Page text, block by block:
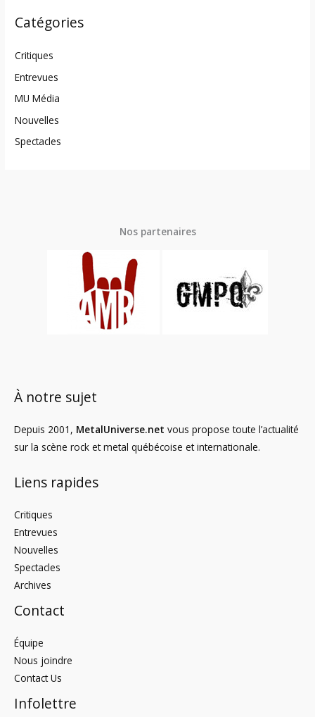
Catégories
Critiques
Entrevues
MU Média
Nouvelles
Spectacles
Nos partenaires
À notre sujet
Depuis 2001, MetalUniverse.net vous propose toute l’actualité
sur la scène rock et metal québécoise et internationale.
Liens rapides
Critiques
Entrevues
Nouvelles
Spectacles
Archives
Contact
Équipe
Nous joindre
Contact Us
Infolettre